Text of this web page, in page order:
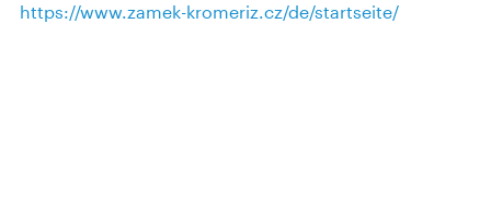
https://www.zamek-kromeriz.cz/de/startseite/